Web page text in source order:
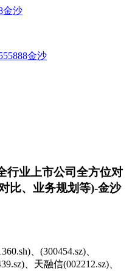
金沙
金沙
行业上市公司全方位对
比、业务规划等)-金沙
、(300454.sz)、
、天融信(002212.sz)、